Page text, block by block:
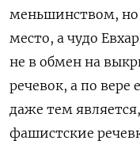
меньшинством, но
место, а чудо
не в обмен на
речевок, а по вере
даже тем
фашистские